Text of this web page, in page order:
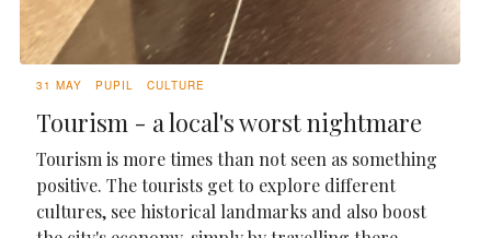
31 MAY PUPIL CULTURE
Tourism - a local's worst nightmare
Tourism is more times than not seen as something
positive. The tourists get to explore different
cultures, see historical landmarks and also boost